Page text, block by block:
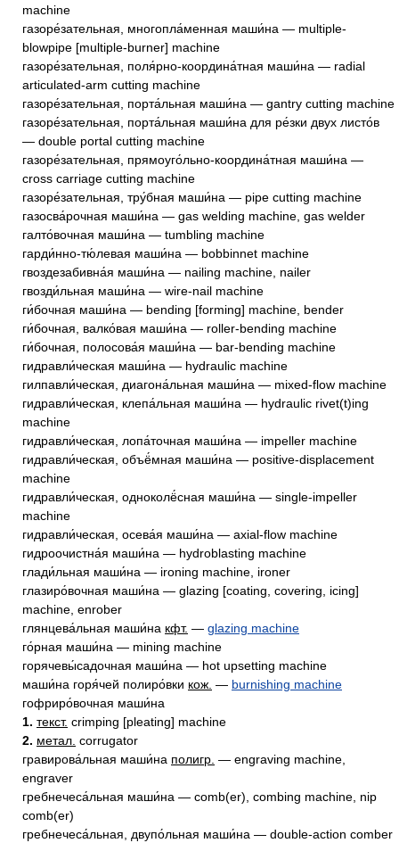
machine
газоре́зательная, многопла́менная маши́на — multiple-
blowpipe [multiple-burner] machine
газоре́зательная, поля́рно-координа́тная маши́на — radial
articulated-arm cutting machine
газоре́зательная, порта́льная маши́на — gantry cutting machine
газоре́зательная, порта́льная маши́на для ре́зки двух листо́в
— double portal cutting machine
газоре́зательная, прямоуго́льно-координа́тная маши́на —
cross carriage cutting machine
газоре́зательная, тру́бная маши́на — pipe cutting machine
газосва́рочная маши́на — gas welding machine, gas welder
галто́вочная маши́на — tumbling machine
гарди́нно-тю́левая маши́на — bobbinnet machine
гвоздезабивна́я маши́на — nailing machine, nailer
гвозди́льная маши́на — wire-nail machine
ги́бочная маши́на — bending [forming] machine, bender
ги́бочная, валко́вая маши́на — roller-bending machine
ги́бочная, полосова́я маши́на — bar-bending machine
гидравли́ческая маши́на — hydraulic machine
гилпавли́ческая, диагона́льная маши́на — mixed-flow machine
гидравли́ческая, клепа́льная маши́на — hydraulic rivet(t)ing
machine
гидравли́ческая, лопа́точная маши́на — impeller machine
гидравли́ческая, объё́мная маши́на — positive-displacement
machine
гидравли́ческая, одноколё́сная маши́на — single-impeller
machine
гидравли́ческая, осева́я маши́на — axial-flow machine
гидроочистна́я маши́на — hydroblasting machine
глади́льная маши́на — ironing machine, ironer
глазиро́вочная маши́на — glazing [coating, covering, icing]
machine, enrober
глянцева́льная маши́на кфт. — glazing machine
го́рная маши́на — mining machine
горячевы́садочная маши́на — hot upsetting machine
маши́на горя́чей полиро́вки кож. — burnishing machine
гофриро́вочная маши́на
1. текст. crimping [pleating] machine
2. метал. corrugator
гравирова́льная маши́на полигр. — engraving machine,
engraver
гребнечеса́льная маши́на — comb(er), combing machine, nip
comb(er)
гребнечеса́льная, двупо́льная маши́на — double-action comber